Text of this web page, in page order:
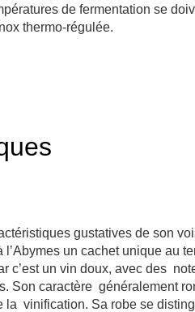
de fermentation se
thermo-régulée.
gustatives de son
un cachet unique au
c’est un vin doux, avec des
Son caractère généralement
la vinification. Sa robe se